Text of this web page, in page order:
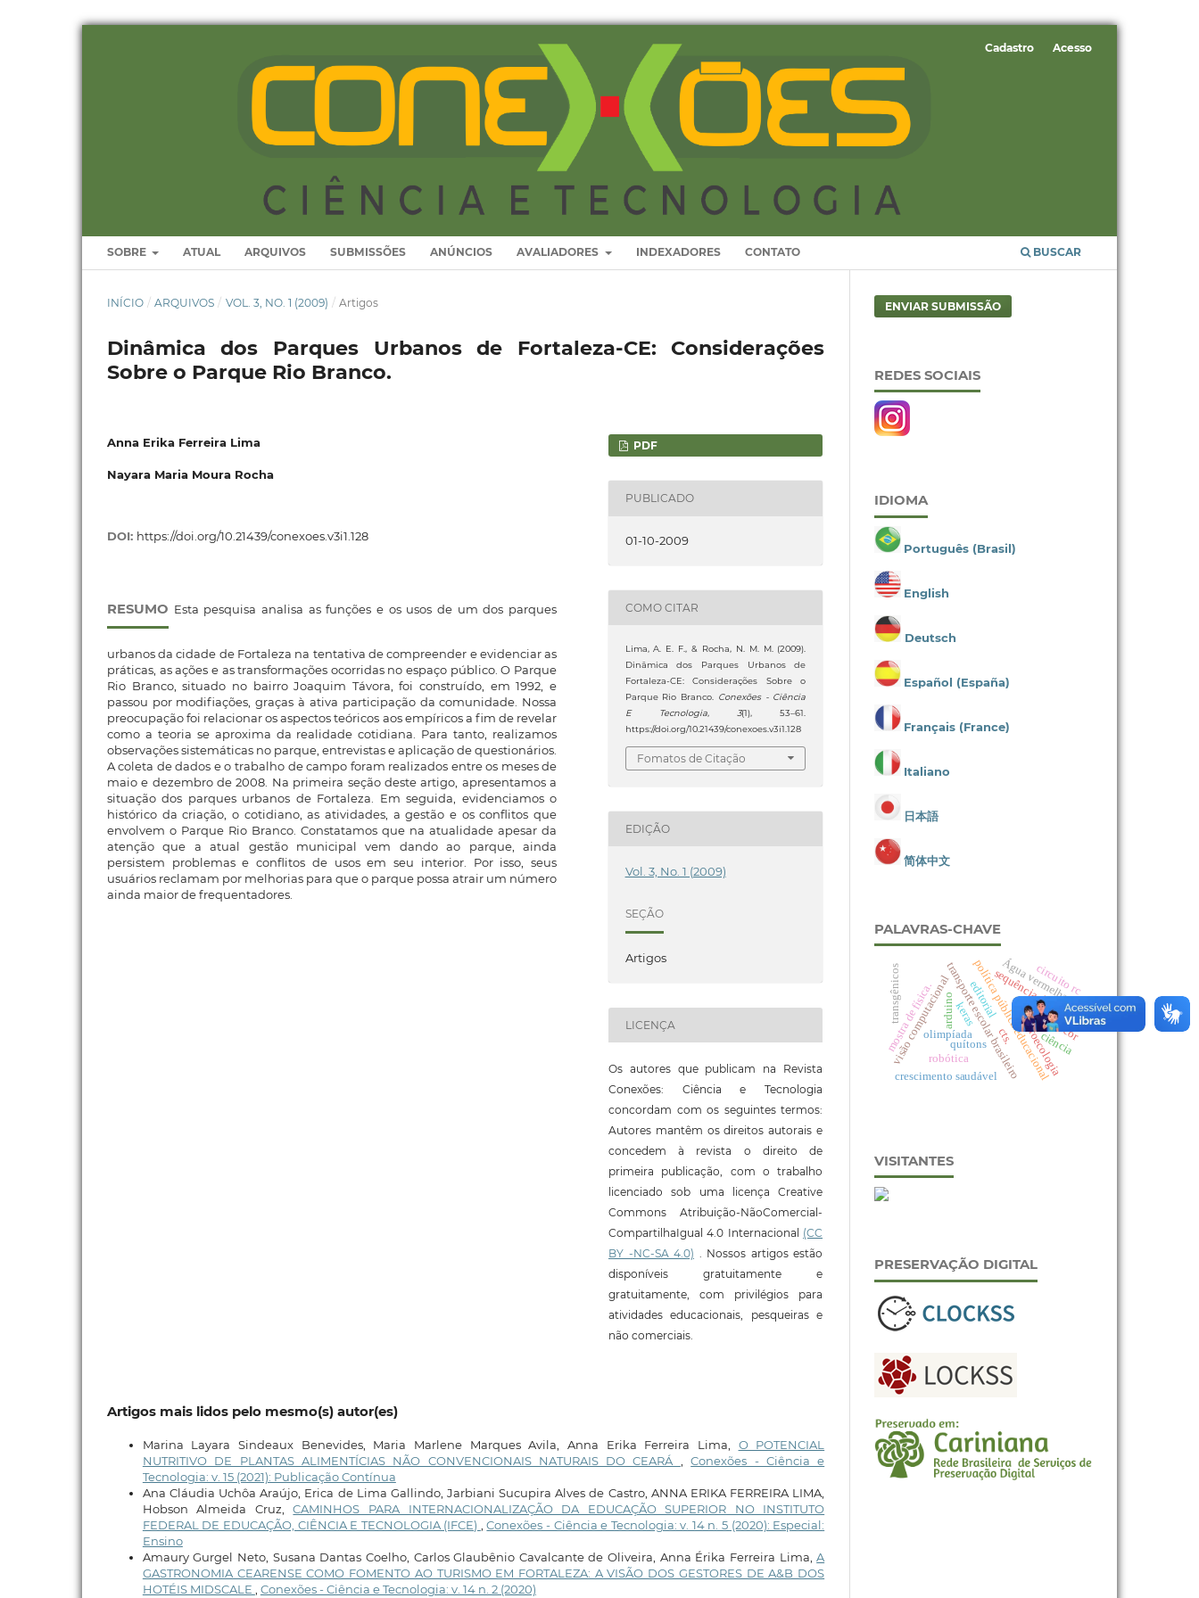
SOBRE ATUAL ARQUIVOS SUBMISSÕES ANÚNCIOS AVALIADORES INDEXADORES CONTATO BUSCAR
Cadastro Acesso
INÍCIO / ARQUIVOS / VOL. 3, NO. 1 (2009) / Artigos
Dinâmica dos Parques Urbanos de Fortaleza-CE: Considerações
Sobre o Parque Rio Branco.
Anna Erika Ferreira Lima
Nayara Maria Moura Rocha
DOI: https://doi.org/10.21439/conexoes.v3i1.128
RESUMO Esta pesquisa analisa as funções e os usos de um dos parques
urbanos da cidade de Fortaleza na tentativa de compreender e evidenciar as
práticas, as ações e as transformações ocorridas no espaço público. O Parque
Rio Branco, situado no bairro Joaquim Távora, foi construído, em 1992, e
passou por modifiações, graças à ativa participação da comunidade. Nossa
preocupação foi relacionar os aspectos teóricos aos empíricos a fim de revelar
como a teoria se aproxima da realidade cotidiana. Para tanto, realizamos
observações sistemáticas no parque, entrevistas e aplicação de questionários.
A coleta de dados e o trabalho de campo foram realizados entre os meses de
maio e dezembro de 2008. Na primeira seção deste artigo, apresentamos a
situação dos parques urbanos de Fortaleza. Em seguida, evidenciamos o
histórico da criação, o cotidiano, as atividades, a gestão e os conflitos que
envolvem o Parque Rio Branco. Constatamos que na atualidade apesar da
atenção que a atual gestão municipal vem dando ao parque, ainda
persistem problemas e conflitos de usos em seu interior. Por isso, seus
usuários reclamam por melhorias para que o parque possa atrair um número
ainda maior de frequentadores.
PDF
PUBLICADO
01-10-2009
COMO CITAR
Lima, A. E. F., & Rocha, N. M. M. (2009).
Dinâmica dos Parques Urbanos de
Fortaleza-CE: Considerações Sobre o
Parque Rio Branco.
Conexões - Ciência
E Tecnologia,3(1), 53–61.
https://doi.org/10.21439/conexoes.v3i1.128
Fomatos de Citação
EDIÇÃO
Vol. 3, No. 1 (2009)
SEÇÃO
Artigos
LICENÇA
Os autores que publicam na Revista
Conexões: Ciência e Tecnologia
concordam com os seguintes termos:
Autores mantêm os direitos autorais e
concedem à revista o direito de
primeira publicação, com o trabalho
licenciado sob uma licença Creative
Commons Atribuição-NãoComercial-
CompartilhaIgual 4.0 Internacional (CC
BY -NC-SA 4.0) . Nossos artigos estão
disponíveis gratuitamente e
gratuitamente, com privilégios para
atividades educacionais, pesqueiras e
não comerciais.
Artigos mais lidos pelo mesmo(s) autor(es)
Marina Layara Sindeaux Benevides, Maria Marlene Marques Avila, Anna Erika Ferreira Lima, O POTENCIAL
NUTRITIVO DE PLANTAS ALIMENTÍCIAS NÃO CONVENCIONAIS NATURAIS DO CEARÁ
,Conexões - Ciência e
Tecnologia: v. 15 (2021): Publicação Contínua
Ana Cláudia Uchôa Araújo, Erica de Lima Gallindo, Jarbiani Sucupira Alves de Castro, ANNA ERIKA FERREIRA LIMA,
Hobson Almeida Cruz,CAMINHOS PARA INTERNACIONALIZAÇÃO DA EDUCAÇÃO SUPERIOR NO INSTITUTO
FEDERAL DE EDUCAÇÃO, CIÊNCIA E TECNOLOGIA (IFCE)
,Conexões - Ciência e Tecnologia: v. 14 n. 5 (2020): Especial:
Ensino
Amaury Gurgel Neto, Susana Dantas Coelho, Carlos Glaubênio Cavalcante de Oliveira, Anna Érika Ferreira Lima,A
GASTRONOMIA CEARENSE COMO FOMENTO AO TURISMO EM FORTALEZA: A VISÃO DOS GESTORES DE A&B DOS
HOTÉIS MIDSCALE
Conexões - Ciência e Tecnologia: v. 14 n. 2 (2020)
ENVIAR SUBMISSÃO
REDES SOCIAIS
IDIOMA
Português (Brasil)
English
Deutsch
Español (España)
Français (France)
Italiano
日本語
简体中文
PALAVRAS-CHAVE
editorial
olimpíadapolítica pública educacional
transporte escolar brasileiropadrões de cor
quítons
robótica
visão computacionalkeras
crescimento saudável
mostra de física. sequência didática
transgênicos
cts.
Água vermelha
agroecologia
ciência
arduino
circuito rc
VISITANTES
PRESERVAÇÃO DIGITAL